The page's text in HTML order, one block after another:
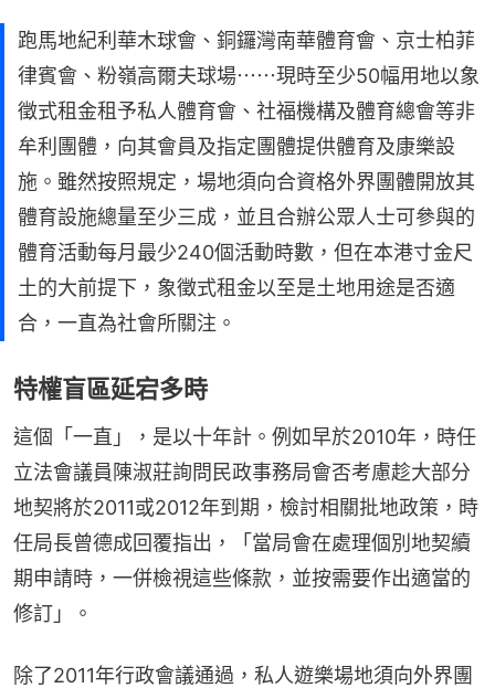
跑馬地紀利華木球會、銅鑼灣南華體育會、京士柏菲
律賓會、粉嶺高爾夫球場⋯⋯現時至少50幅用地以象
徵式租金租予私人體育會、社福機構及體育總會等非
牟利團體，向其會員及指定團體提供體育及康樂設
施。雖然按照規定，場地須向合資格外界團體開放其
體育設施總量至少三成，並且合辦公眾人士可參與的
體育活動每月最少240個活動時數，但在本港寸金尺
土的大前提下，象徵式租金以至是土地用途是否適
合，一直為社會所關注。
特權盲區延宕多時
這個「一直」，是以十年計。例如早於2010年，時任
立法會議員陳淑莊詢問民政事務局會否考慮趁大部分
地契將於2011或2012年到期，檢討相關批地政策，時
任局長曾德成回覆指出，「當局會在處理個別地契續
期申請時，一併檢視這些條款，並按需要作出適當的
修訂」。
除了2011年行政會議通過，私人遊樂場地須向外界團